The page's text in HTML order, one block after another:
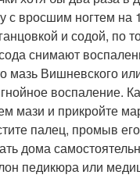
с вросшим ногтем на
и содой, по
снимают
мазь Вишневского
воспаление.
мази и прикройте
палец, промыв
дома
педикюра или